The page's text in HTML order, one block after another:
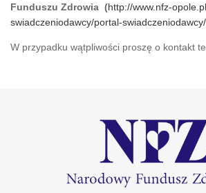
Funduszu Zdrowia (http://www.nfz-
swiadczeniodawcy/portal-swiadczeniodawcy/
W przypadku wątpliwości proszę o kontakt